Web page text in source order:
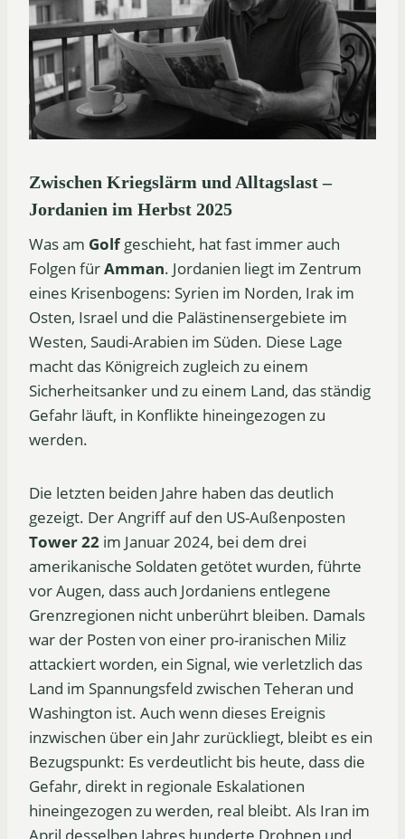
Zwischen Kriegslärm und Alltagslast –
Jordanien im Herbst 2025
Was am Golfgeschieht, hat fast immer auch
Folgen fürAmman. Jordanien liegt im Zentrum
eines Krisenbogens: Syrien im Norden, Irak im
Osten, Israel und die Palästinensergebiete im
Westen, Saudi-Arabien im Süden. Diese Lage
macht das Königreich zugleich zu einem
Sicherheitsanker und zu einem Land, das ständig
Gefahr läuft, in Konflikte hineingezogen zu
werden.
Die letzten beiden Jahre haben das deutlich
gezeigt. Der Angriff auf den US-Außenposten
Tower 22 im Januar 2024, bei dem drei
amerikanische Soldaten getötet wurden, führte
vor Augen, dass auch Jordaniens entlegene
Grenzregionen nicht unberührt bleiben. Damals
war der Posten von einer pro-iranischen Miliz
attackiert worden, ein Signal, wie verletzlich das
Land im Spannungsfeld zwischen Teheran und
Washington ist. Auch wenn dieses Ereignis
inzwischen über ein Jahr zurückliegt, bleibt es ein
Bezugspunkt: Es verdeutlicht bis heute, dass die
Gefahr, direkt in regionale Eskalationen
hineingezogen zu werden, real bleibt. Als Iran im